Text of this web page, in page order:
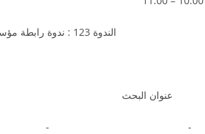
الندوة 123 : ندوة رابطة مؤسسات تعليم اللغة العربية للناطقين بغيرها
عنوان البحث
-
-